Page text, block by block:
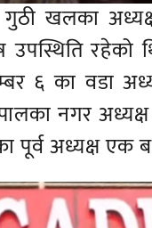
गुठी खलका
रहेको
६ का वडा
नगर
अध्यक्ष एक